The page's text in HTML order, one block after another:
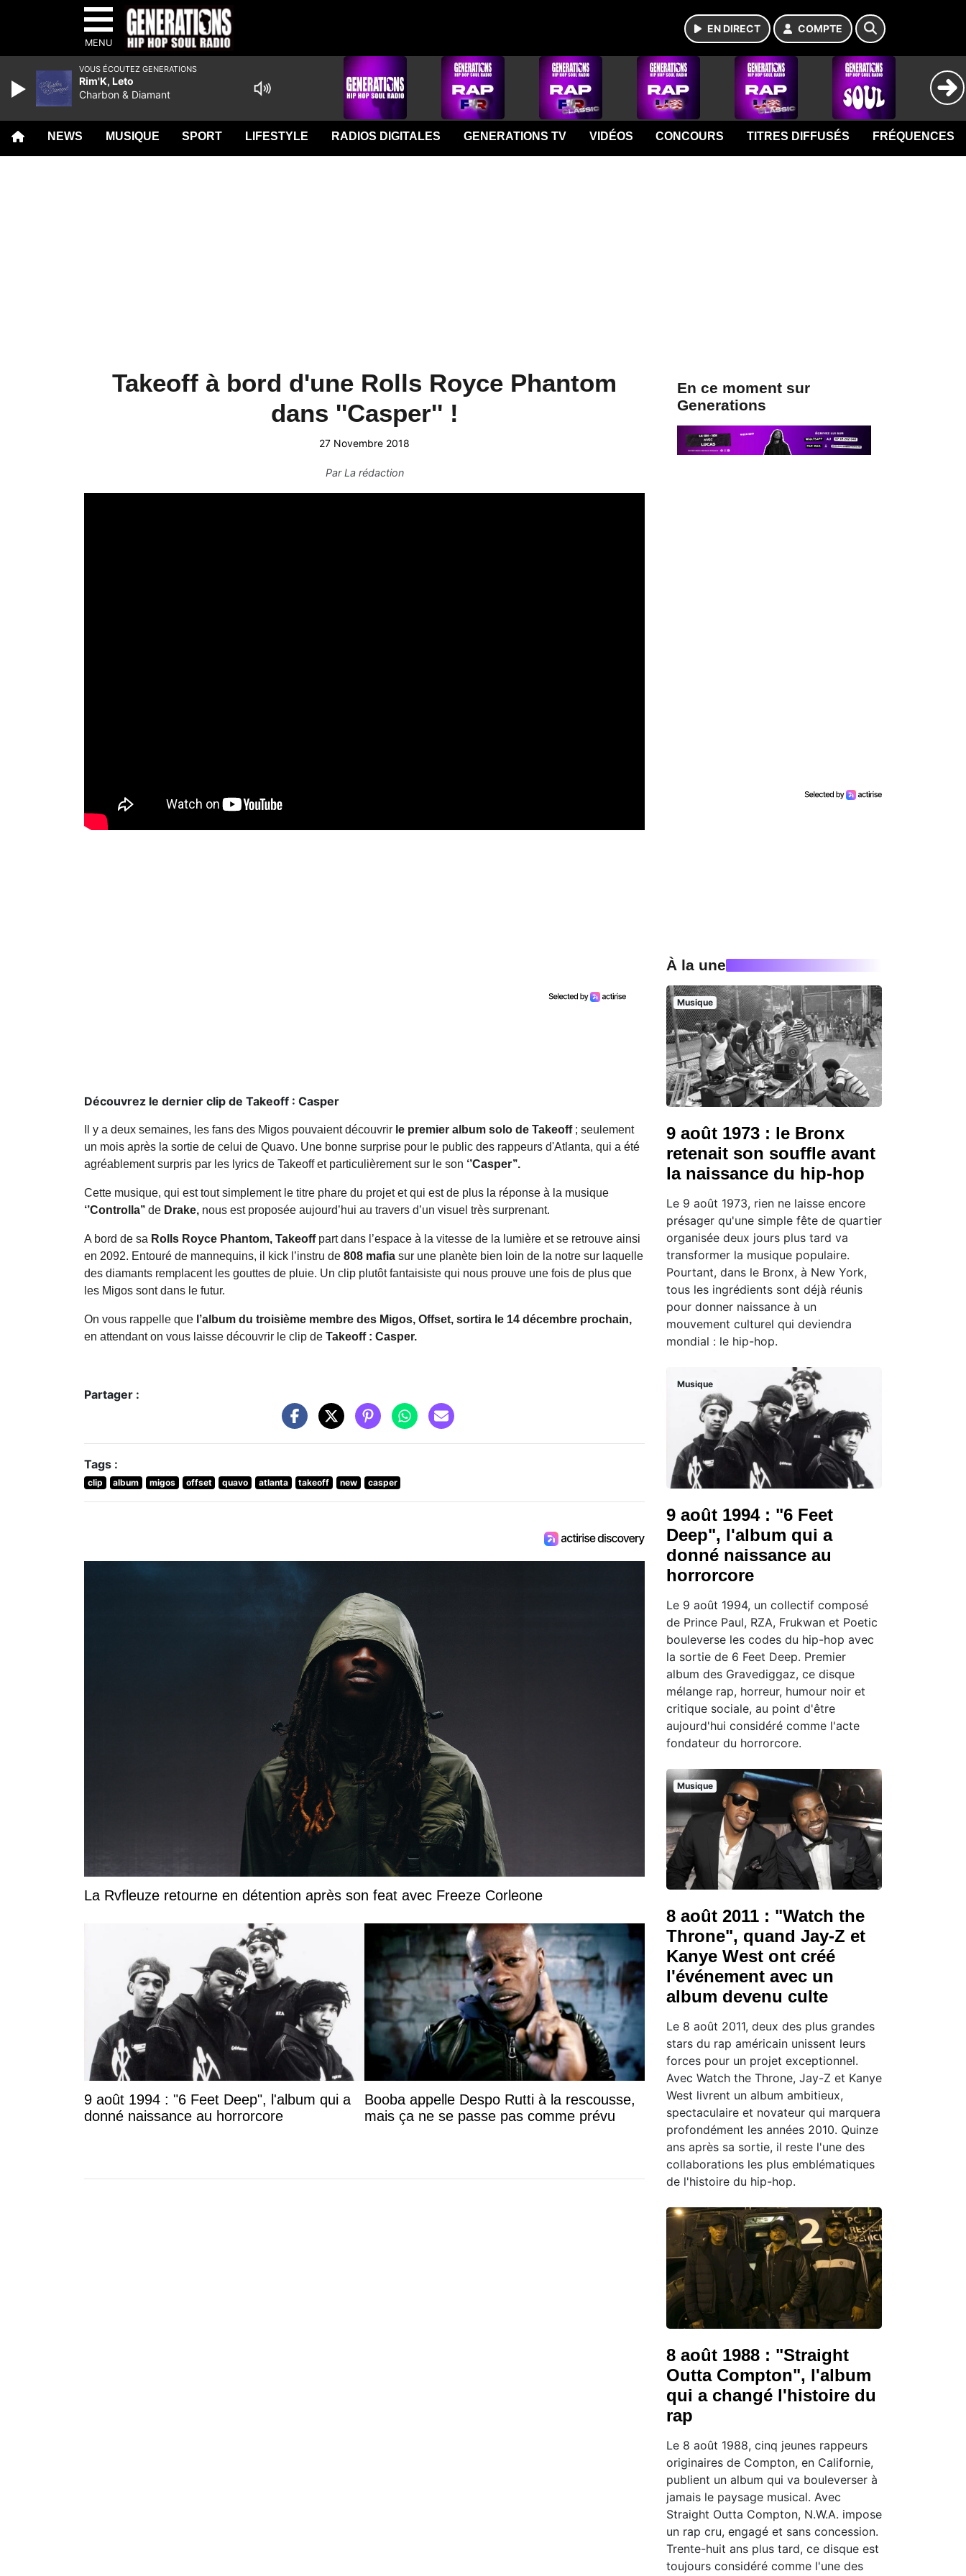
MENU
EN DIRECT COMPTE
NEWS MUSIQUE SPORT LIFESTYLE RADIOS DIGITALES GENERATIONS TV VIDÉOS CONCOURS TITRES DIFFUSÉS FRÉQUENCES
Takeoff à bord d'une Rolls Royce Phantom
dans ''Casper'' !
27 Novembre 2018
ParLa rédaction
Découvrez le dernier clip de Takeoff : Casper
Il y a deux semaines, les fans des Migos pouvaient découvrir le premier album solo de Takeoff; seulement
un mois après la sortie de celui de Quavo. Une bonne surprise pour le public des rappeurs d'Atlanta, qui a été
agréablement surpris par les lyrics de Takeoff et particulièrement sur le son ‘’Casper’’.
Cette musique, qui est tout simplement le titre phare du projet et qui est de plus la réponse à la musique
‘’Controlla’’ de Drake, nous est proposée aujourd’hui au travers d’un visuel très surprenant.
A bord de sa Rolls Royce Phantom, Takeoffpart dans l’espace à la vitesse de la lumière et se retrouve ainsi
en 2092. Entouré de mannequins, il kick l’instru de 808 mafia sur une planète bien loin de la notre sur laquelle
des diamants remplacent les gouttes de pluie. Un clip plutôt fantaisiste qui nous prouve une fois de plus que
les Migos sont dans le futur.
On vous rappelle que l’album du troisième membre des Migos, Offset, sortira le 14 décembre prochain,
en attendant on vous laisse découvrir le clip de Takeoff : Casper.
Partager :
Tags :
clip album migos offset quavo atlanta takeoff new casper
La Rvfleuze retourne en détention après son feat avec Freeze Corleone
9 août 1994 : "6 Feet Deep", l'album qui a
donné naissance au horrorcore
Booba appelle Despo Rutti à la rescousse,
mais ça ne se passe pas comme prévu
En ce moment sur
Generations
À la une
Musique
9 août 1973 : le Bronx
retenait son souffle avant
la naissance du hip-hop
Le 9 août 1973, rien ne laisse encore
présager qu'une simple fête de quartier
organisée deux jours plus tard va
transformer la musique populaire.
Pourtant, dans le Bronx, à New York,
tous les ingrédients sont déjà réunis
pour donner naissance à un
mouvement culturel qui deviendra
mondial : le hip-hop.
Musique
9 août 1994 : "6 Feet
Deep", l'album qui a
donné naissance au
horrorcore
Le 9 août 1994, un collectif composé
de Prince Paul, RZA, Frukwan et Poetic
bouleverse les codes du hip-hop avec
la sortie de 6 Feet Deep. Premier
album des Gravediggaz, ce disque
mélange rap, horreur, humour noir et
critique sociale, au point d'être
aujourd'hui considéré comme l'acte
fondateur du horrorcore.
Musique
8 août 2011 : "Watch the
Throne", quand Jay-Z et
Kanye West ont créé
l'événement avec un
album devenu culte
Le 8 août 2011, deux des plus grandes
stars du rap américain unissent leurs
forces pour un projet exceptionnel.
Avec Watch the Throne, Jay-Z et Kanye
West livrent un album ambitieux,
spectaculaire et novateur qui marquera
profondément les années 2010. Quinze
ans après sa sortie, il reste l'une des
collaborations les plus emblématiques
de l'histoire du hip-hop.
8 août 1988 : "Straight
Outta Compton", l'album
qui a changé l'histoire du
rap
Le 8 août 1988, cinq jeunes rappeurs
originaires de Compton, en Californie,
publient un album qui va bouleverser à
jamais le paysage musical. Avec
Straight Outta Compton, N.W.A. impose
un rap cru, engagé et sans concession.
Trente-huit ans plus tard, ce disque est
toujours considéré comme l'une des
VOUS ÉCOUTEZ GENERATIONS
Rim'K, Leto
Charbon & Diamant